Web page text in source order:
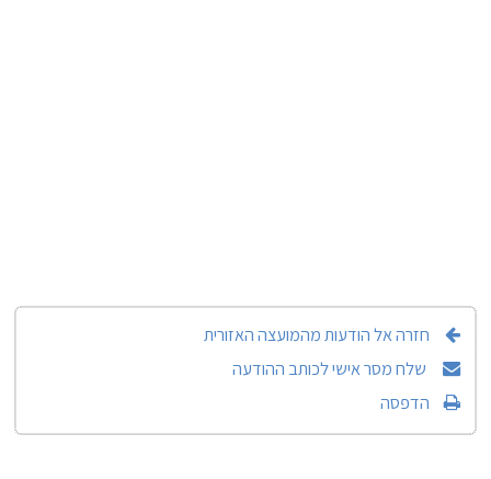
חזרה אל הודעות מהמועצה האזורית
שלח מסר אישי לכותב ההודעה
הדפסה